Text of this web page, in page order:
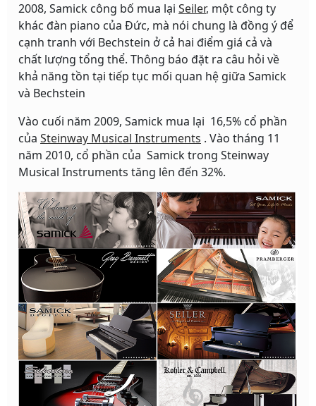
2008, Samick công bố mua lại Seiler, một công ty
khác đàn piano của Đức, mà nói chung là đồng ý để
cạnh tranh với Bechstein ở cả hai điểm giá cả và
chất lượng tổng thể. Thông báo đặt ra câu hỏi về
khả năng tồn tại tiếp tục mối quan hệ giữa Samick
và Bechstein
Vào cuối năm 2009, Samick mua lại 16,5% cổ phần
của Steinway Musical Instruments . Vào tháng 11
năm 2010, cổ phần của Samick trong Steinway
Musical Instruments tăng lên đến 32%.